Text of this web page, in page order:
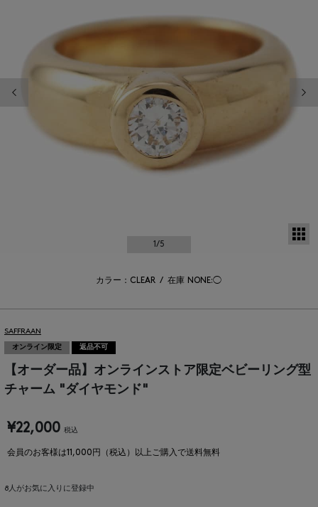
1/5
カラー：CLEAR / 在庫 NONE:◯
SAFFRAAN
オンライン限定 返品不可
【オーダー品】オンラインストア限定ベビーリング型
チャーム "ダイヤモンド"
¥22,000 税込
会員のお客様は11,000円（税込）以上ご購入で送料無料
8人がお気に入りに登録中